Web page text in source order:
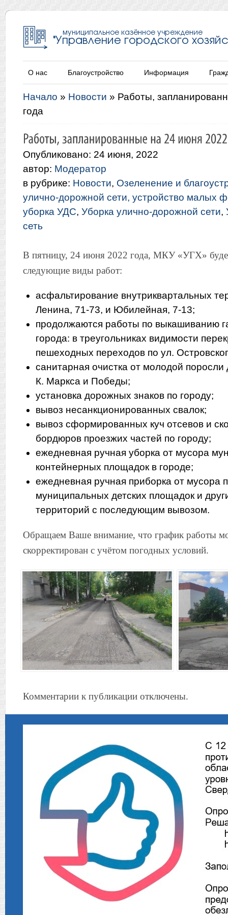
О нас Благоустройство Информация
Начало » Новости » Работы,
года
Опубликовано: 24 июня, 2022
автор: Модератор
в рубрике: Новости, Озеленение и
улично-дорожной сети, устройство малых
уборка УДС, Уборка улично-дорожной сети,
сеть
В пятницу, 24 июня 2022 года, МКУ «УГХ»
следующие виды работ:
асфальтирование внутриквартальных
Ленина, 71-73, и Юбилейная, 7-13;
продолжаются работы по выкашиванию
города: в треугольниках видимости
пешеходных переходов по ул.
санитарная очистка от молодой
К. Маркса и Победы;
установка дорожных знаков по городу;
вывоз несанкционированных свалок;
вывоз сформированных куч отсевов и
бордюров проезжих частей по городу;
ежедневная ручная уборка от мусора
контейнерных площадок в городе;
ежедневная ручная приборка от мусора
муниципальных детских площадок и
территорий с последующим вывозом.
Обращаем Ваше внимание, что график работы
скорректирован с учётом погодных условий.
Комментарии к публикации отключены.